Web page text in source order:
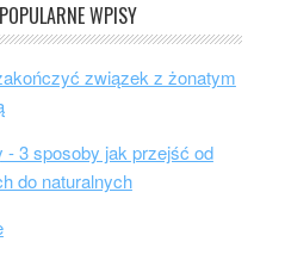
WPISY
związek z żonatym
- 3 sposoby jak przejść od
do naturalnych